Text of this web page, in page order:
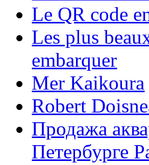
Le QR code
Les plus
embarquer
Mer Kaikoura
Robert
Продажа
Петербурге